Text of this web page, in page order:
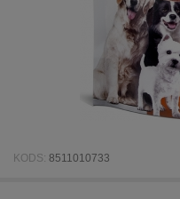
KODS: 8511010733